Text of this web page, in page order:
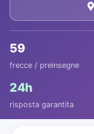
59
frecce / preinsegne
24h
risposta garantita